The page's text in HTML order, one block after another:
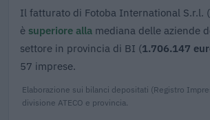
Il fatturato di Fotoba International S.r.l. (
è superiore alla mediana delle aziende
settore in provincia di BI (1.706.147
57 imprese.
Elaborazione sui bilanci depositati (Registro
divisione ATECO e provincia.